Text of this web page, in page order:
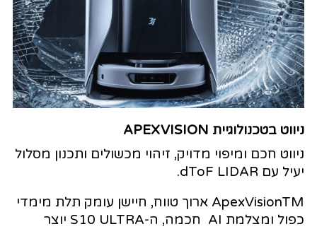
ניווט בטכנולוגיית APEXVISION
ניווט חכם ומיפוי מדויק, זיהוי מכשולים ותכנון מסלול
יעיל עם dToF LIDAR.
ApexVisionTM ארוך טווח, חיישן עומק תלת מימדי
כפול ומצלמת AI חכמה, ה-S10 ULTRA יוצר